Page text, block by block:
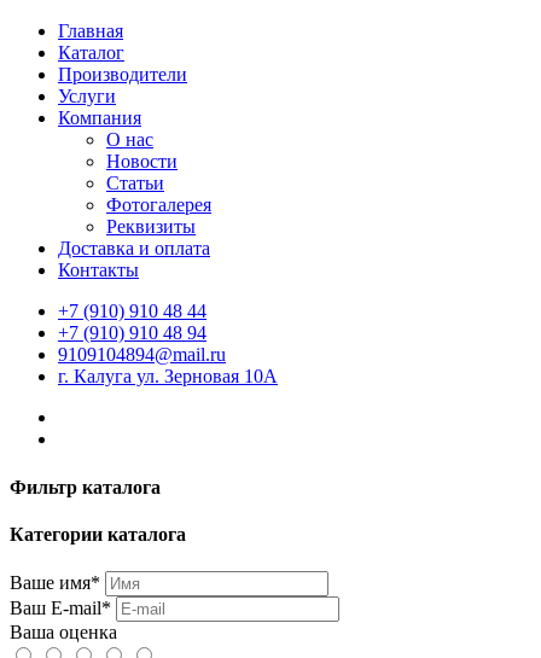
Главная
Каталог
Производители
Услуги
Компания
О нас
Новости
Статьи
Фотогалерея
Реквизиты
Доставка и оплата
Контакты
+7 (910) 910 48 44
+7 (910) 910 48 94
9109104894@mail.ru
г. Калуга ул. Зерновая 10А
Фильтр каталога
Категории каталога
Ваше имя*
Ваш E-mail*
Ваша оценка